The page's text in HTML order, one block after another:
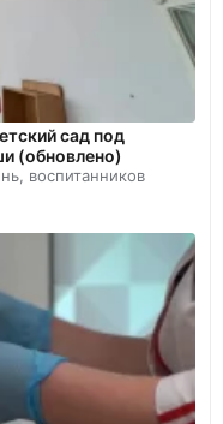
сад под
(обновлено)
воспитанников